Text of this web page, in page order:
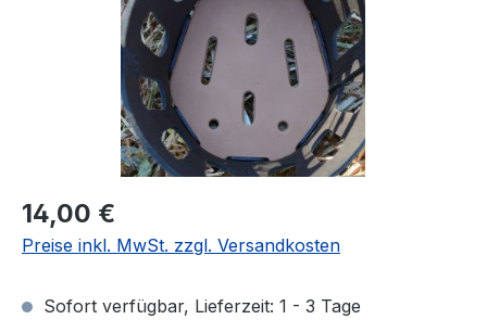
Regulärer Preis:
14,00 €
Preise inkl. MwSt. zzgl. Versandkosten
Sofort verfügbar, Lieferzeit: 1 - 3 Tage